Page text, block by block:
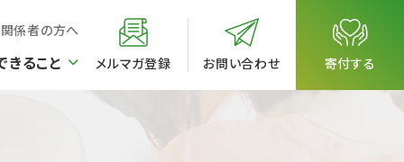
係者の方へ
きること メルマガ登録 お問い合わせ 寄付する